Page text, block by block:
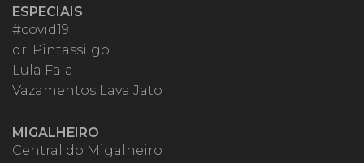
ESPECIAIS
#covid19
dr. Pintassilgo
Lula Fala
Vazamentos Lava Jato
MIGALHEIRO
Central do Migalheiro